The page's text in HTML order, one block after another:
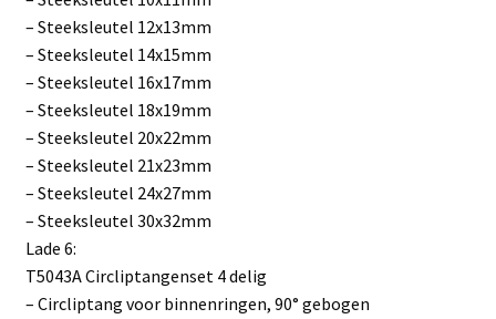
– Steeksleutel 12x13mm
– Steeksleutel 14x15mm
– Steeksleutel 16x17mm
– Steeksleutel 18x19mm
– Steeksleutel 20x22mm
– Steeksleutel 21x23mm
– Steeksleutel 24x27mm
– Steeksleutel 30x32mm
Lade 6:
T5043A Circliptangenset 4 delig
– Circliptang voor binnenringen, 90° gebogen